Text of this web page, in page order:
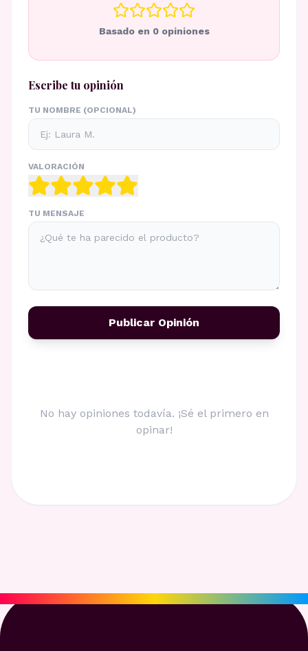
Basado en 0opiniones
Escribe tu opinión
TU NOMBRE (OPCIONAL)
VALORACIÓN
TU MENSAJE
Publicar Opinión
No hay opiniones todavía. ¡Sé el primero en
opinar!